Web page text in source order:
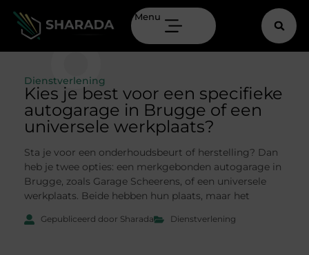
Menu
Dienstverlening
Kies je best voor een specifieke
autogarage in Brugge of een
universele werkplaats?
Sta je voor een onderhoudsbeurt of herstelling? Dan
heb je twee opties: een merkgebonden autogarage in
Brugge, zoals Garage Scheerens, of een universele
werkplaats. Beide hebben hun plaats, maar het
Gepubliceerd door Sharada Dienstverlening